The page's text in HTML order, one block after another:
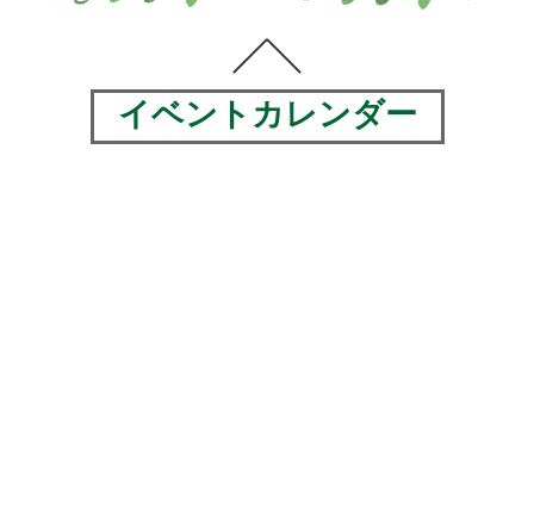
イベントカレンダー